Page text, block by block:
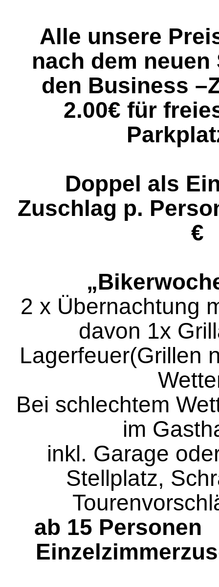
Alle unsere
nach dem
den Business
2.00€ für
Doppel als
Zuschlag p.
€
2 x Übernachtung
davon 1x
Lagerfeuer(Grillen
Bei schlechtem
im
inkl. Garage
Stellplatz,
ab 15